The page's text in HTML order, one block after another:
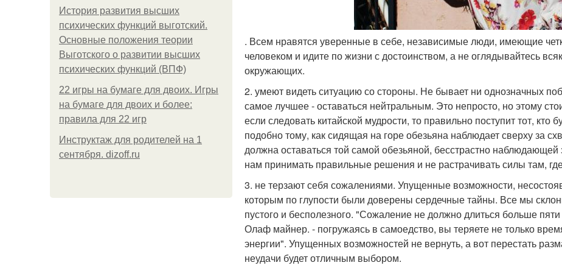
История развития высших
психических функций выготский.
Основные положения теории
Выготского о развитии высших
психических функций (ВПФ)
22 игры на бумаге для двоих. Игры
на бумаге для двоих и более:
правила для 22 игр
Инструктаж для родителей на 1
сентября. dizoff.ru
. Всем нравятся уверенные в себе, независимые люди, имеющие
человеком и идите по жизни с достоинством, а не оглядывайтесь
окружающих.
2. умеют видеть ситуацию со стороны. Не бывает ни однозначных
самое лучшее - оставаться нейтральным. Это непросто, но этому
если следовать китайской мудрости, то правильно поступит тот, кто
подобно тому, как сидящая на горе обезьяна наблюдает сверху за
должна оставаться той самой обезьяной, бесстрастно
нам принимать правильные решения и не растрачивать силы там,
3. не терзают себя сожалениями. Упущенные возможности,
которым по глупости были доверены сердечные тайны. Все мы
пустого и бесполезного. "Сожаление не должно длиться больше
Олаф майнер. - погружаясь в самоедство, вы теряете не только
энергии". Упущенных возможностей не вернуть, а вот перестать
неудачи будет отличным выбором.